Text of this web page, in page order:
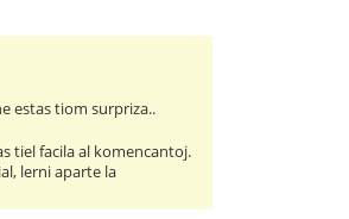
estas tiom surpriza..
tiel facila al komencantoj.
lerni aparte la